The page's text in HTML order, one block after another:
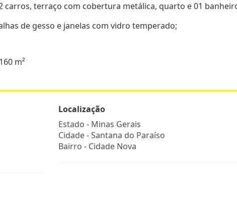
carros, terraço com cobertura metálica, quarto e 01
de gesso e janelas com vidro temperado;
m²
Localização
Estado - Minas Gerais
Cidade -Santana do Paraíso
Bairro - Cidade Nova